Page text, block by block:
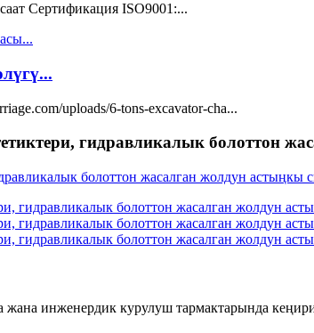
Сертификация ISO9001:...
uploads/6-tons-excavator-cha...
гидравликалык болоттон
инженердик курулуш тармактарында